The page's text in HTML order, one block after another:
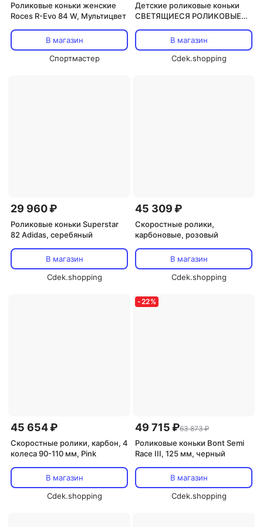
Роликовые коньки женские
Roces R-Evo 84 W, Мультицвет
В магазин
Спортмастер
Детские роликовые коньки
СВЕТЯЩИЕСЯ РОЛИКОВЫЕ
В магазин
Cdek.shopping
29 960 ₽
Роликовые коньки Superstar
82 Adidas, серебяный
В магазин
Cdek.shopping
45 309 ₽
Скоростные ролики,
карбоновые, розовый
В магазин
Cdek.shopping
45 654 ₽
Скоростные ролики, карбон, 4
колеса 90-110 мм, Pink
В магазин
Cdek.shopping
-22%
49 715 ₽63 873 ₽
Роликовые коньки Bont Semi
Race III, 125 мм, черный
В магазин
Cdek.shopping